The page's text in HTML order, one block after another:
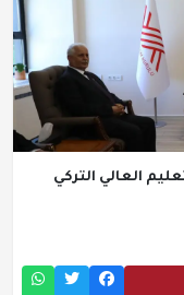
العالي التركي